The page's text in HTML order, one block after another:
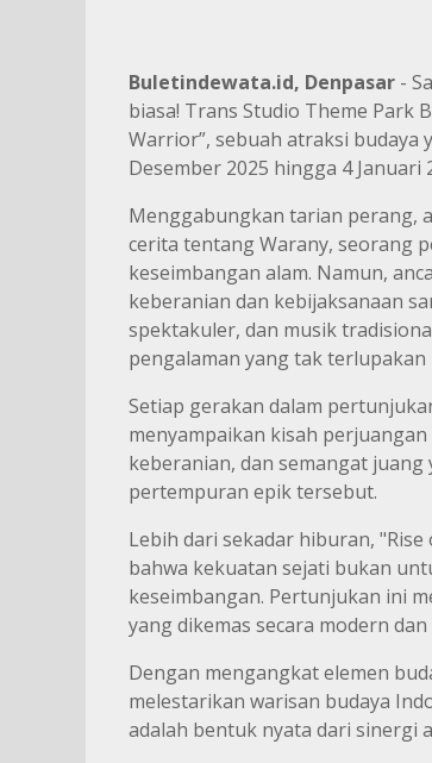
Buletindewata.id, Denpasar -
biasa! Trans Studio Theme Park
Warrior”, sebuah atraksi budaya
Desember 2025 hingga 4 Januari
Menggabungkan tarian perang,
cerita tentang Warany, seorang
keseimbangan alam. Namun,
keberanian dan kebijaksanaan
spektakuler, dan musik
pengalaman yang tak
Setiap gerakan dalam
menyampaikan kisah
keberanian, dan semangat
pertempuran epik tersebut.
Lebih dari sekadar hiburan,
bahwa kekuatan sejati bukan
keseimbangan. Pertunjukan ini
yang dikemas secara modern
Dengan mengangkat elemen
melestarikan warisan budaya
adalah bentuk nyata dari sinergi